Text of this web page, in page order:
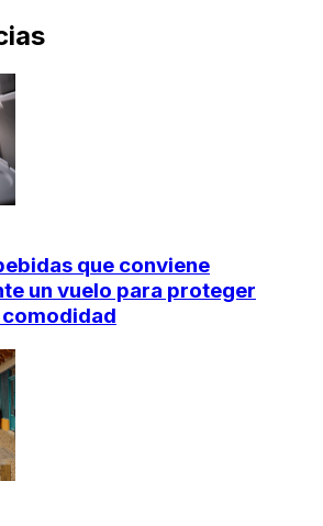
que conviene
un vuelo para proteger
comodidad